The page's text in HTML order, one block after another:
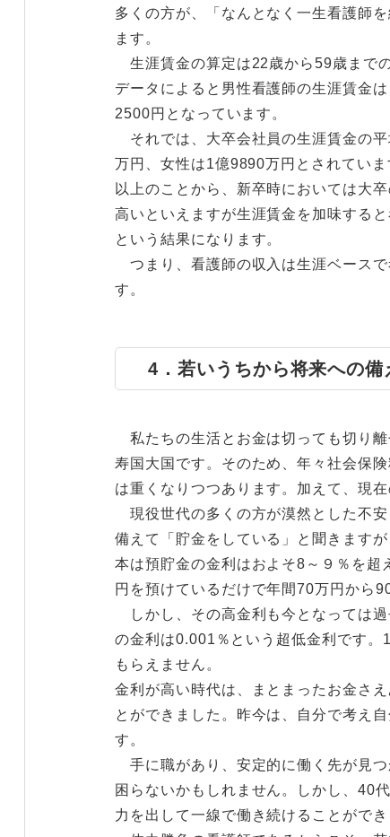
多くの方が、「なんとなく一生看護師
ます。
生涯賃金の算定は22歳から59歳まで
データによると男性看護師の生涯賃金
2500円となっています。
それでは、大卒会社員の生涯賃金の
万円、女性は1億9890万円とされていま
以上のことから、新卒時においては大
高いといえますが生涯賃金を加味する
という結果になります。
つまり、看護師の収入は生涯ベース
す。
4．若いうちから将来への備
私たちの生活とお金は切っても切り
寿国大国です。そのため、年々社会保
は重くなりつつあります。加えて、現
現役世代の多くの方が漠然とした不
備えて「貯金をしている」と聞きます
本は預貯金の金利はおよそ8～９％を
円を預けているだけで年間70万円から
しかし、その高金利も今となっては
の金利は0.001％という超低金利です
もらえません。
金利が高い時代は、まとまったお金さ
とができました。昨今は、自分で考え
す。
手に職があり、安定的に働く先が見
困らないかもしれません。しかし、40
力を出して一線で働き続けることがで